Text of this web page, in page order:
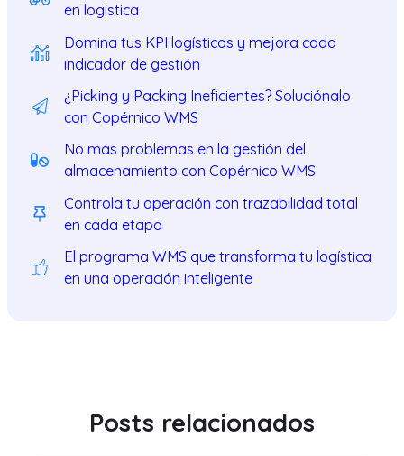
en logística
Domina tus KPI logísticos y mejora cada
indicador de gestión
¿Picking y Packing Ineficientes? Soluciónalo
con Copérnico WMS
No más problemas en la gestión del
almacenamiento con Copérnico WMS
Controla tu operación con trazabilidad total
en cada etapa
El programa WMS que transforma tu logística
en una operación inteligente
Posts relacionados